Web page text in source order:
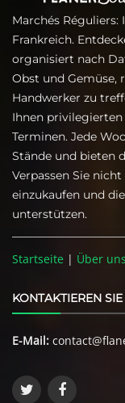
Marchés
Frankreich.
organisiert nach
Obst und Gemüse,
Handwerker zu
Ihnen
Terminen. Jede
Stände und bieten
Verpassen Sie
einzukaufen und
unterstützen.
Startseite | Über uns
KONTAKTIEREN
E-Mail: